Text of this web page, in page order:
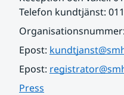
Telefon kundtjänst:
Epost:
Epost:
Press